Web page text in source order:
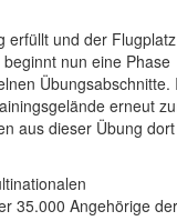
erfüllt und der
nun eine Phase
Übungsabschnitte.
erneut
aus dieser Übung dort
35.000 Angehörige der